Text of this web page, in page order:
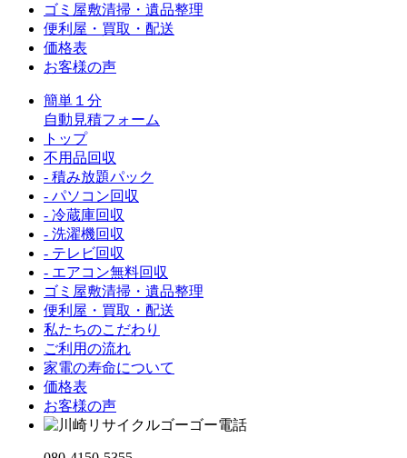
ゴミ屋敷清掃・遺品整理
便利屋・買取・配送
価格表
お客様の声
簡単１分
自動見積フォーム
トップ
不用品回収
- 積み放題パック
- パソコン回収
- 冷蔵庫回収
- 洗濯機回収
- テレビ回収
- エアコン無料回収
ゴミ屋敷清掃・遺品整理
便利屋・買取・配送
私たちのこだわり
ご利用の流れ
家電の寿命について
価格表
お客様の声